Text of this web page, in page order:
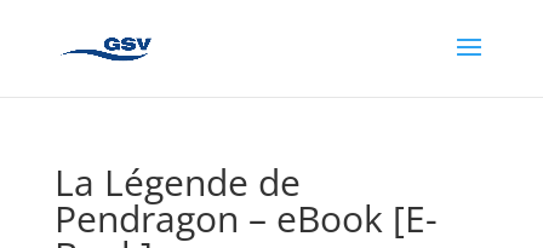
La Légende de
Pendragon – eBook [E-